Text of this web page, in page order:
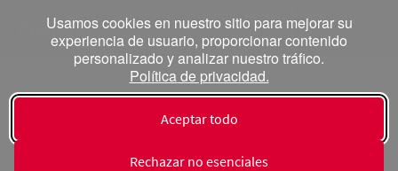
Usamos cookies en nuestro sitio para mejorar su
experiencia de usuario, proporcionar contenido
personalizado y analizar nuestro tráfico.
Política de privacidad.
Aceptar todo
Rechazar no esenciales
« Productos